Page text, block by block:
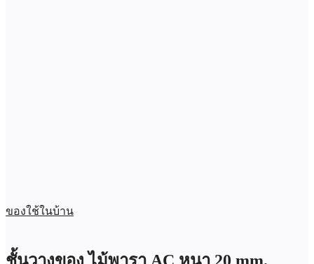
ของใช้ในบ้าน